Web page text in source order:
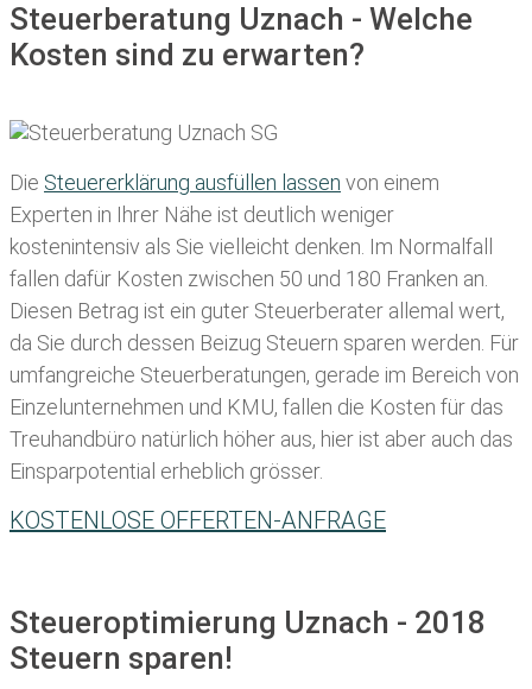
Steuerberatung Uznach - Welche
Kosten sind zu erwarten?
Die Steuererklärung ausfüllen lassen von einem
Experten in Ihrer Nähe ist deutlich weniger
kostenintensiv als Sie vielleicht denken. Im Normalfall
fallen dafür Kosten zwischen 50 und 180 Franken an.
Diesen Betrag ist ein guter Steuerberater allemal wert,
da Sie durch dessen Beizug Steuern sparen werden. Für
umfangreiche Steuerberatungen, gerade im Bereich von
Einzelunternehmen und KMU, fallen die Kosten für das
Treuhandbüro natürlich höher aus, hier ist aber auch das
Einsparpotential erheblich grösser.
KOSTENLOSE OFFERTEN-ANFRAGE
Steueroptimierung Uznach - 2018
Steuern sparen!